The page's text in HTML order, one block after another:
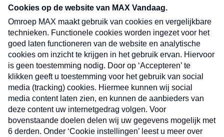
nieuwsbrief. Elke vrijdag- en dinsdagochtend in
uw mailbox.
Verzend